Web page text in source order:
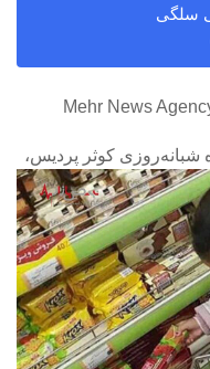
سلگی
شبانه‌روزی کوثر پردیس،